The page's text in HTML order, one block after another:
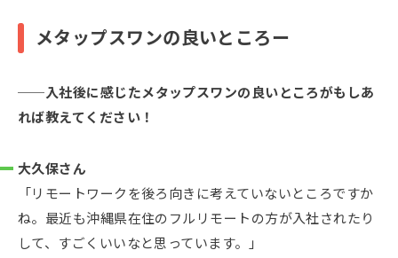
メタップスワンの良いところー
入社後に感じたメタップスワンの良いところがもしあ
れば教えてください！
大久保さん
「リモートワークを後ろ向きに考えていないところですか
ね。最近も沖縄県在住のフルリモートの方が入社されたり
して、すごくいいなと思っています。」